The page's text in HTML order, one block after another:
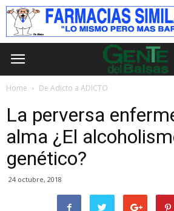
Home De Adicto a ADICTO
La perversa
alma ¿El
genético?
24 octubre, 2018